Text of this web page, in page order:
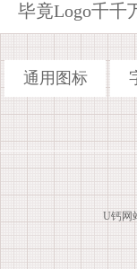
毕竟Logo千千
通用图标
U钙网